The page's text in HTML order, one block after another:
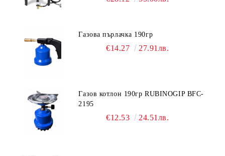
Газова пърлачка 190гр
€14.27 27.91лв.
Газов котлон 190гр RUBINOGIP BFC-
2195
€12.53 24.51лв.